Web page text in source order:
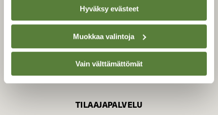
Hyväksy evästeet
Muokkaa valintoja
Vain välttämättömät
TILAAJAPALVELU